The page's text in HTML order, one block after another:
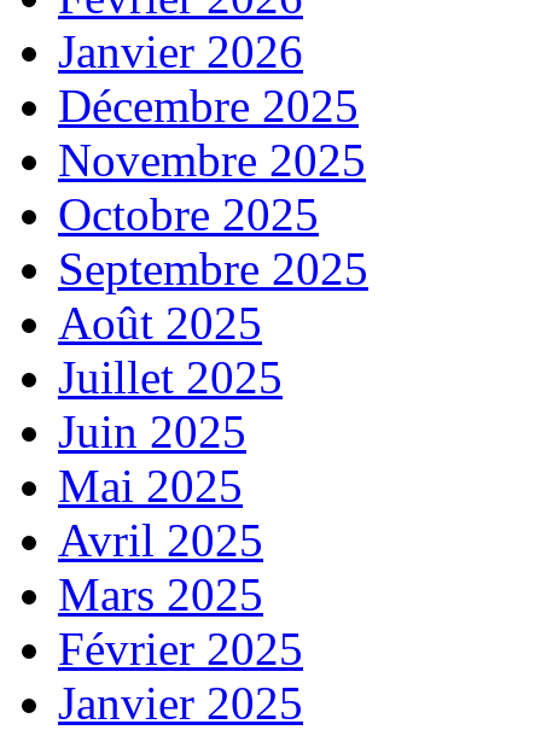
Janvier 2026
Décembre 2025
Novembre 2025
Octobre 2025
Septembre 2025
Août 2025
Juillet 2025
Juin 2025
Mai 2025
Avril 2025
Mars 2025
Février 2025
Janvier 2025